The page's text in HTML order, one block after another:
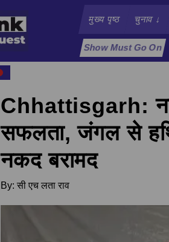
मुख्य पृष्ठ चुनाव↓
Show Must Go On
Chhattisgarh:
सफलता, जंगल से
नकद बरामद
By: सी एच लता राव